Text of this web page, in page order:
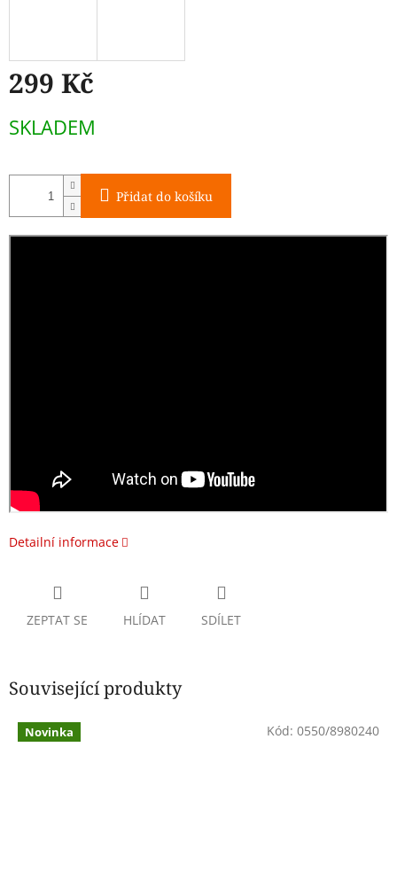
299 Kč
cena:
SKLADEM
Přidat do košíku
Detailní informace
ZEPTAT SE HLÍDAT SDÍLET
Související produkty
Novinka Kód: 0550/8980240